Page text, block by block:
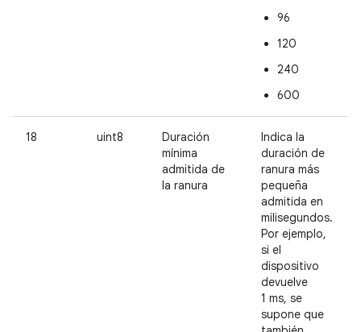
96
120
240
600
18 uint8
Duración
mínima
admitida de
la ranura
Indica la
duración de
ranura más
pequeña
admitida en
milisegundos.
Por ejemplo,
si el
dispositivo
devuelve
1 ms, se
supone que